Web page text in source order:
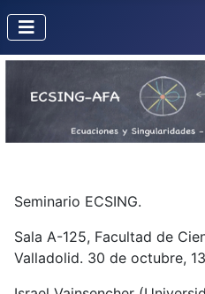
Seminario ECSING.
Sala A-125, Facultad de
Valladolid. 30 de octubre,